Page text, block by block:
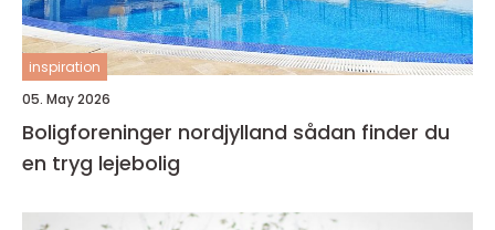
inspiration
05. May 2026
Boligforeninger nordjylland sådan finder du
en tryg lejebolig